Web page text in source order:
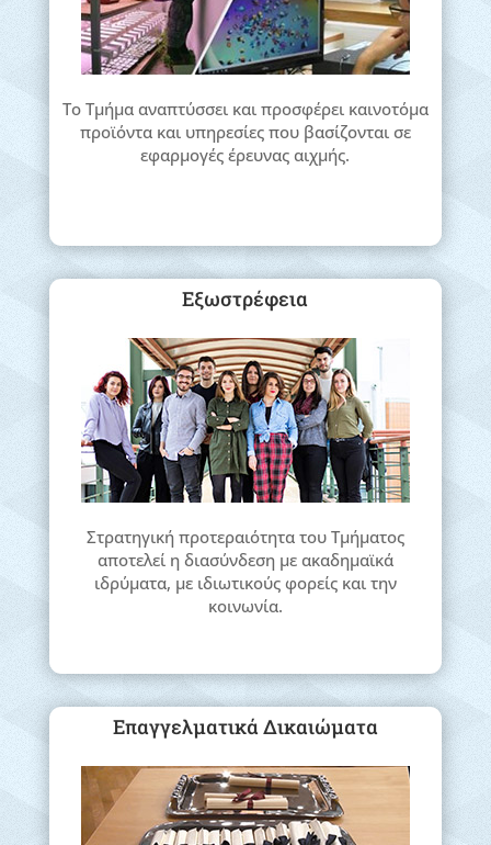
Το Τμήμα αναπτύσσει και προσφέρει καινοτόμα
προϊόντα και υπηρεσίες που βασίζονται σε
εφαρμογές έρευνας αιχμής.
Εξωστρέφεια
Στρατηγική προτεραιότητα του Τμήματος
αποτελεί η διασύνδεση με ακαδημαϊκά
ιδρύματα, με ιδιωτικούς φορείς και την
κοινωνία.
Επαγγελματικά Δικαιώματα